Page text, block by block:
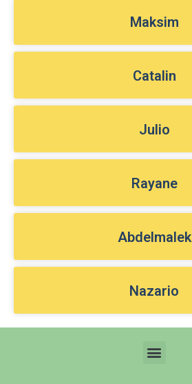
Maksim
Catalin
Julio
Rayane
Abdelmalek
Nazario